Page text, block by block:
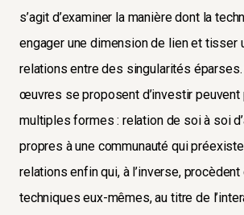
s’agit d’examiner la manière dont la
engager une dimension de lien et tisser
relations entre des singularités
œuvres se proposent d’investir peuvent
multiples formes : relation de soi à soi
propres à une communauté qui
relations enfin qui, à l’inverse,
techniques eux-mêmes, au titre de